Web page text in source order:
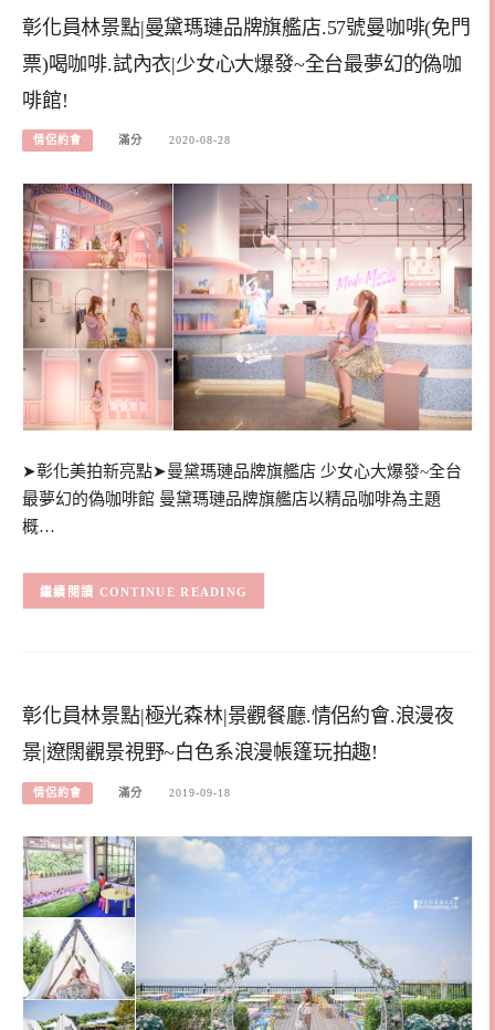
彰化員林景點|曼黛瑪璉品牌旗艦店.57號曼咖啡(免門
票)喝咖啡.試內衣|少女心大爆發~全台最夢幻的偽咖
啡館!
情侶約會 滿分 2020-08-28
➤彰化美拍新亮點➤曼黛瑪璉品牌旗艦店 少女心大爆發~全台
最夢幻的偽咖啡館 曼黛瑪璉品牌旗艦店以精品咖啡為主題
概…
CONTINUE READING
彰化員林景點|極光森林|景觀餐廳.情侶約會.浪漫夜
景|遼闊觀景視野~白色系浪漫帳篷玩拍趣!
情侶約會 滿分 2019-09-18